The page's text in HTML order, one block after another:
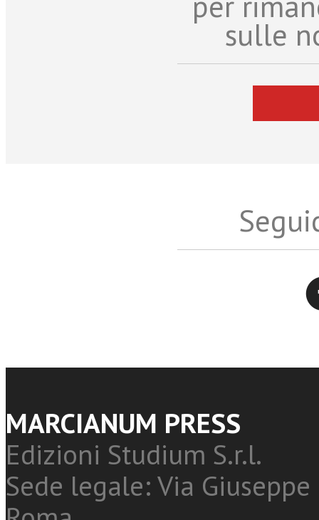
sulle
MARCIANUM PRESS
Edizioni Studium S.r.l.
Sede legale: Via